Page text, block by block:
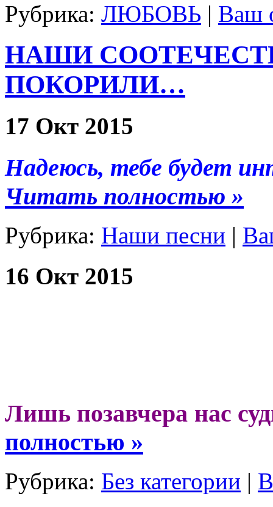
Рубрика: ЛЮБОВЬ | Ваш
НАШИ
ПОКОРИЛИ…
17 Окт 2015
Надеюсь, тебе будет
Читать полностью »
Рубрика: Наши песни |
16 Окт 2015
Лишь позавчера нас
полностью »
Рубрика: Без категории |